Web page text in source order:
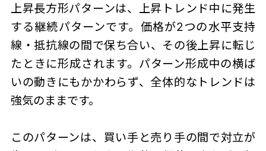
上昇長方形パターンは、上昇トレンド中に発生
する継続パターンです。価格が2つの水平支持
線・抵抗線の間で保ち合い、その後上昇に転じ
たときに形成されます。パターン形成中の横ば
いの動きにもかかわらず、全体的なトレンドは
強気のままです。
このパターンは、買い手と売り手の間で対立が